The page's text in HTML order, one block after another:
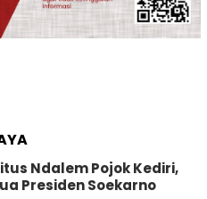
Ndalem Pojok Kediri,
Presiden Soekarno